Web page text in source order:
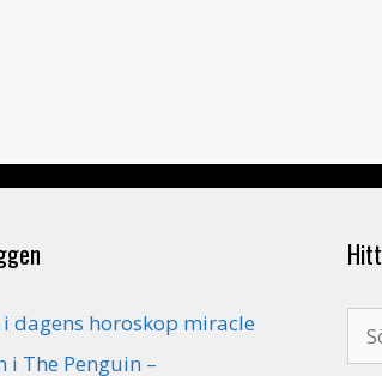
dagens horoskop miracle
The Penguin –